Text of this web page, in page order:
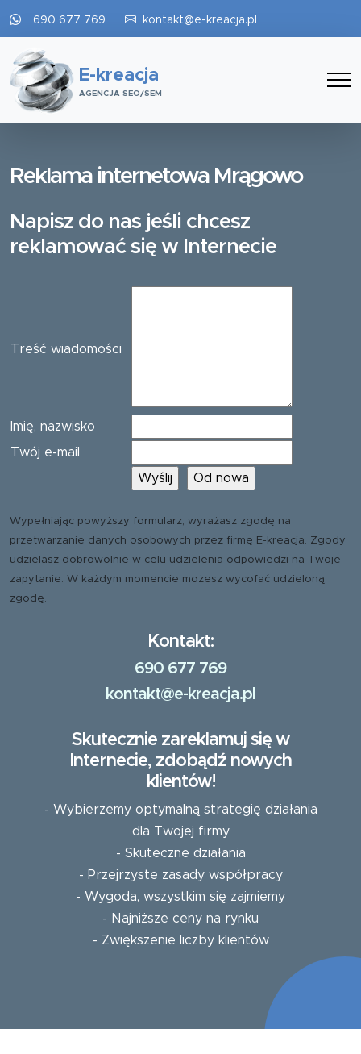
690 677 769 kontakt@e-kreacja.pl
E-kreacja
AGENCJA SEO/SEM
Reklama internetowa Mrągowo
Napisz do nas jeśli chcesz
reklamować się w Internecie
Treść wiadomości
Imię, nazwisko
Twój e-mail
Wypełniając powyższy formularz, wyrażasz zgodę na
przetwarzanie danych osobowych przez firmę E-kreacja. Zgody
udzielasz dobrowolnie w celu udzielenia odpowiedzi na Twoje
zapytanie. W każdym momencie możesz wycofać udzieloną
zgodę.
Kontakt:
690 677 769
kontakt@e-kreacja.pl
Skutecznie zareklamuj się w
Internecie, zdobądź nowych
klientów!
- Wybierzemy optymalną strategię działania
dla Twojej firmy
- Skuteczne działania
- Przejrzyste zasady współpracy
- Wygoda, wszystkim się zajmiemy
- Najniższe ceny na rynku
- Zwiększenie liczby klientów